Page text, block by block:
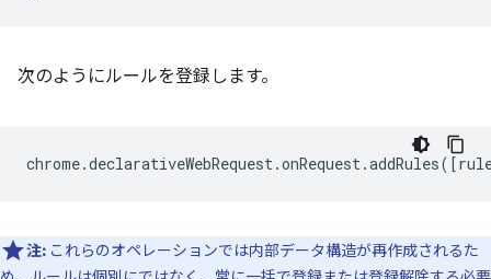
次のようにルールを登録します。
chrome.declarativeWebRequest.onRequest.addRules([
注: これらのオペレーションでは内部データ構造が再作成されるた